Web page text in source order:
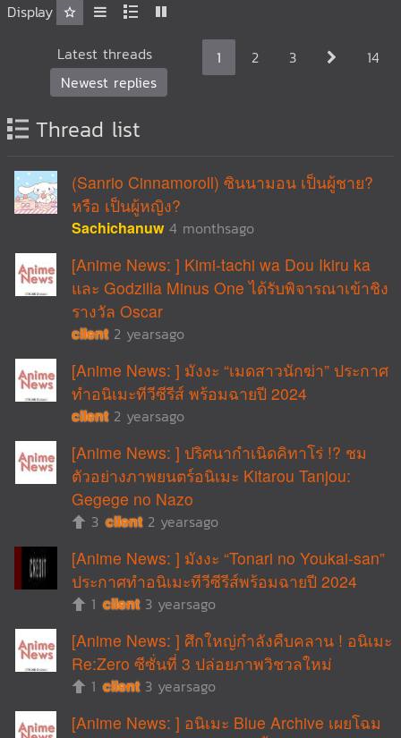
Display
1 2 3 14
Latest threads
Newest replies
Thread list
(Sanrio Cinnamoroll) ซินนามอน เป็นผู้ชาย?
หรือ เป็นผู้หญิง?
Sachichanuw 4 monthsago
[Anime News: ] Kimi-tachi wa Dou Ikiru ka
และ Godzilla Minus One ได้รับพิจารณาเข้าชิง
รางวัล Oscar
cilent 2 yearsago
[Anime News: ] มังงะ “เมดสาวนักฆ่า” ประกาศ
ทำอนิเมะทีวีซีรีส์ พร้อมฉายปี 2024
cilent 2 yearsago
[Anime News: ] ปริศนากำเนิดคิทาโร่ !? ชม
ตัวอย่างภาพยนตร์อนิเมะ Kitarou Tanjou:
Gegege no Nazo
3 cilent 2 yearsago
[Anime News: ] มังงะ “Tonari no Youkai-san”
ประกาศทำอนิเมะทีวีซีรีส์พร้อมฉายปี 2024
1 cilent 3 yearsago
[Anime News: ] ศึกใหญ่กำลังคืบคลาน ! อนิเมะ
Re:Zero ซีซั่นที่ 3 ปล่อยภาพวิชวลใหม่
1 cilent 3 yearsago
[Anime News: ] อนิเมะ Blue Archive เผยโฉม